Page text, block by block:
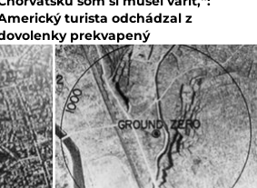
turista odchádzal z
prekvapený